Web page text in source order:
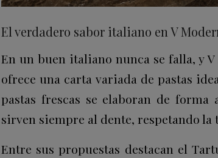
El verdadero sabor italiano en V
En un buen italiano nunca se falla, y
ofrece una carta variada de pastas
pastas frescas se elaboran de
sirven siempre al dente, respetando
Entre sus propuestas destacan el